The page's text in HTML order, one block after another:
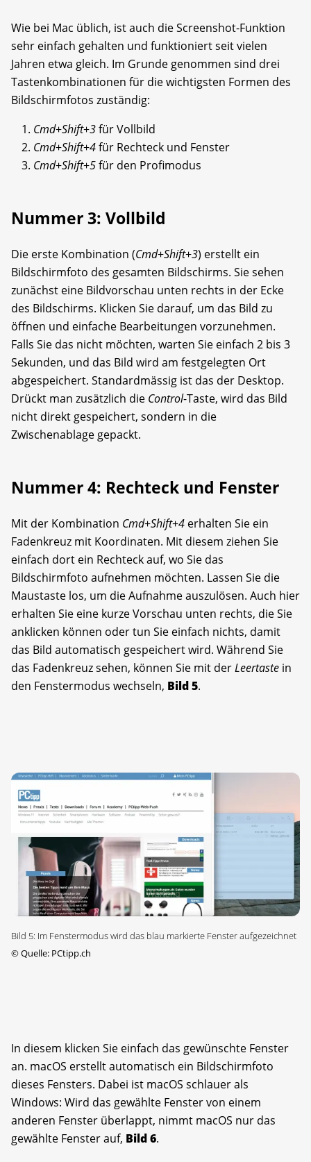
Wie bei Mac üblich, ist auch die Screenshot-Funktion
sehr einfach gehalten und funktioniert seit vielen
Jahren etwa gleich. Im Grunde genommen sind drei
Tastenkombinationen für die wichtigsten Formen des
Bildschirmfotos zuständig:
Cmd+Shift+3für Vollbild
Cmd+Shift+4für Rechteck und Fenster
Cmd+Shift+5für den Profimodus
Nummer 3: Vollbild
Die erste Kombination (Cmd+Shift+3) erstellt ein
Bildschirmfoto des gesamten Bildschirms. Sie sehen
zunächst eine Bildvorschau unten rechts in der Ecke
des Bildschirms. Klicken Sie darauf, um das Bild zu
öffnen und einfache Bearbeitungen vorzunehmen.
Falls Sie das nicht möchten, warten Sie einfach 2 bis 3
Sekunden, und das Bild wird am festgelegten Ort
abgespeichert. Standardmässig ist das der Desktop.
Drückt man zusätzlich die Control-Taste, wird das Bild
nicht direkt gespeichert, sondern in die
Zwischenablage gepackt.
Nummer 4: Rechteck und Fenster
Mit der Kombination Cmd+Shift+4 erhalten Sie ein
Fadenkreuz mit Koordinaten. Mit diesem ziehen Sie
einfach dort ein Rechteck auf, wo Sie das
Bildschirmfoto aufnehmen möchten. Lassen Sie die
Maustaste los, um die Aufnahme auszulösen. Auch hier
erhalten Sie eine kurze Vorschau unten rechts, die Sie
anklicken können oder tun Sie einfach nichts, damit
das Bild automatisch gespeichert wird. Während Sie
das Fadenkreuz sehen, können Sie mit derLeertaste in
den Fenstermodus wechseln, Bild 5.
Bild 5: Im Fenstermodus wird das blau markierte Fenster aufgezeichnet
©Quelle: PCtipp.ch
In diesem klicken Sie einfach das gewünschte Fenster
an. macOS erstellt automatisch ein Bildschirmfoto
dieses Fensters. Dabei ist macOS schlauer als
Windows: Wird das gewählte Fenster von einem
anderen Fenster überlappt, nimmt macOS nur das
gewählte Fenster auf, Bild 6.